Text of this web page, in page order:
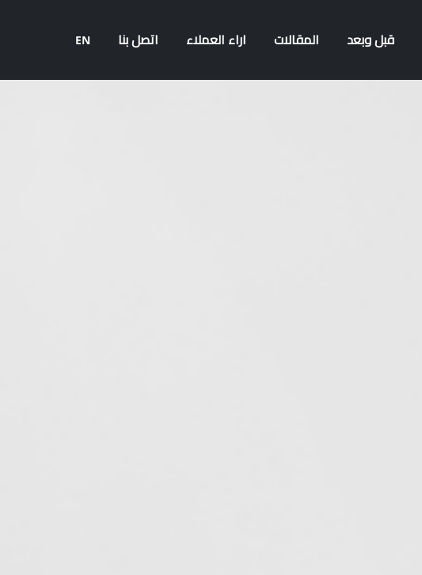
قبل وبعد المقالات اراء العملاء اتصل بنا EN